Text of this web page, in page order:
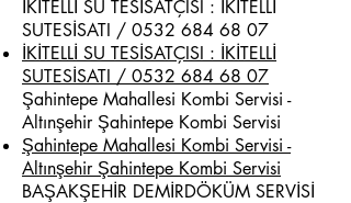
İKİTELLİ SU TESİSATÇISI : İKİTELLİ
SUTESİSATI / 0532 684 68 07
İKİTELLİ SU TESİSATÇISI : İKİTELLİ
SUTESİSATI / 0532 684 68 07
Şahintepe Mahallesi Kombi Servisi -
Altınşehir Şahintepe Kombi Servisi
Şahintepe Mahallesi Kombi Servisi -
Altınşehir Şahintepe Kombi Servisi
BAŞAKŞEHİR DEMİRDÖKÜM SERVİSİ